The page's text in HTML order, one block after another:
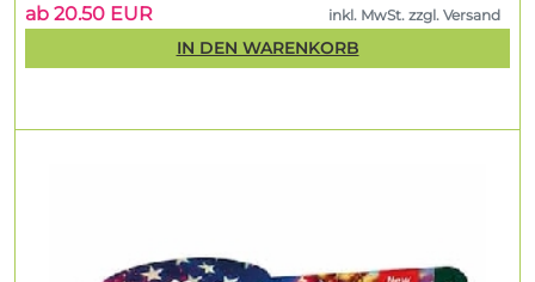
ab 20.50 EUR inkl. MwSt. zzgl. Versand
IN DEN WARENKORB